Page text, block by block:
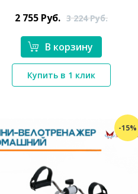
2 755 Руб. 3 224Руб.
В корзину
Купить в 1 клик
-15%